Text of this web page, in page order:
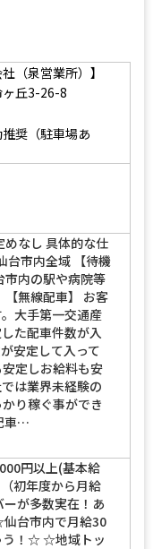
（泉営業所）】
ヶ丘3-26-8
奨（駐車場あ
めなし 具体的な仕
台市内全域 【待機
市内の駅や病院等
【無線配車】 お客
大手第一交通産
た配車件数が入
安定して入って
定しお給料も安
は業界未経験の
り稼ぐ事ができ
車…
円以上(基本給
初年度から月給
が多数実在！あ
台市内で月給30
う！☆ ☆地域トッ